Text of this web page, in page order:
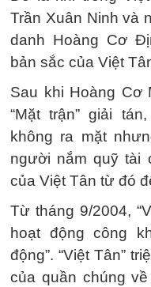
Trần Xuân Ninh và
danh Hoàng Cơ
bản sắc của Việt
Sau khi Hoàng Cơ
“Mặt trận” giải
không ra mặt
người nắm quỹ tài
của Việt Tân từ đó
Từ tháng 9/2004,
hoạt động công
động”. “Việt Tân”
của quần chúng